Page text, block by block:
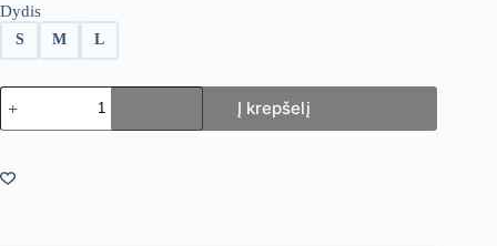
Dydis
S M L
produkto
kiekis:
Corset
milk
Į krepšelį